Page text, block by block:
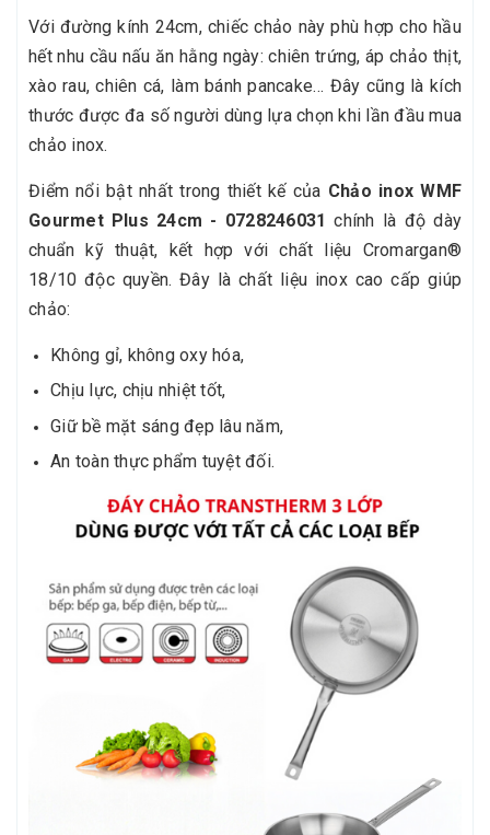
Với đường kính 24cm, chiếc chảo này phù hợp cho hầu
hết nhu cầu nấu ăn hằng ngày: chiên trứng, áp chảo thịt,
xào rau, chiên cá, làm bánh pancake… Đây cũng là kích
thước được đa số người dùng lựa chọn khi lần đầu mua
chảo inox.
Điểm nổi bật nhất trong thiết kế của Chảo inox WMF
Gourmet Plus 24cm - 0728246031 chính là độ dày
chuẩn kỹ thuật, kết hợp với chất liệu Cromargan®
18/10 độc quyền. Đây là chất liệu inox cao cấp giúp
chảo:
Không gỉ, không oxy hóa,
Chịu lực, chịu nhiệt tốt,
Giữ bề mặt sáng đẹp lâu năm,
An toàn thực phẩm tuyệt đối.